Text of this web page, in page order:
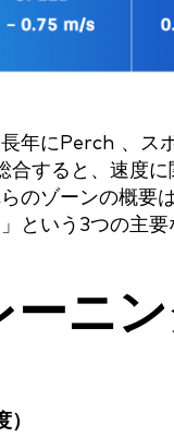
年にPerch 、ス
すると、速度
のゾーンの概要
という3つの主
ーニ